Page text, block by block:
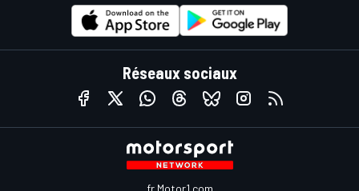
Réseaux sociaux
fr.Motor1.com